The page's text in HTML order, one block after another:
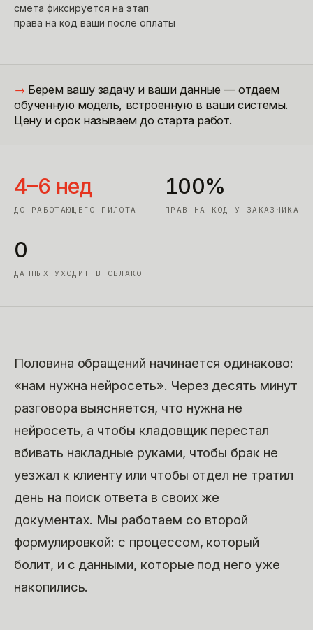
смета фиксируется на этап·
права на код ваши после оплаты
→ Берем вашу задачу и ваши данные — отдаем
обученную модель, встроенную в ваши системы.
Цену и срок называем до старта работ.
4–6 нед
ДО РАБОТАЮЩЕГО ПИЛОТА
100%
ПРАВ НА КОД У ЗАКАЗЧИКА
0
ДАННЫХ УХОДИТ В ОБЛАКО
Половина обращений начинается одинаково:
«нам нужна нейросеть». Через десять минут
разговора выясняется, что нужна не
нейросеть, а чтобы кладовщик перестал
вбивать накладные руками, чтобы брак не
уезжал к клиенту или чтобы отдел не тратил
день на поиск ответа в своих же
документах. Мы работаем со второй
формулировкой: с процессом, который
болит, и с данными, которые под него уже
накопились.